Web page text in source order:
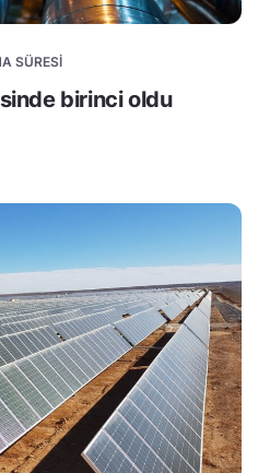
SÜRESI
birinci oldu